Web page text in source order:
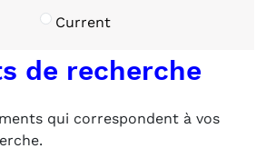
Current
de recherche
qui correspondent à vos